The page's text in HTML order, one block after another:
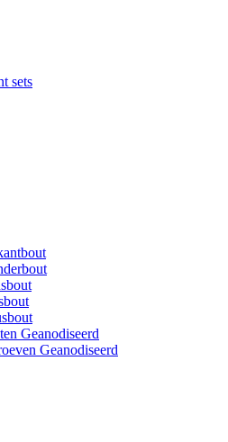
sets
Geanodiseerd
Geanodiseerd